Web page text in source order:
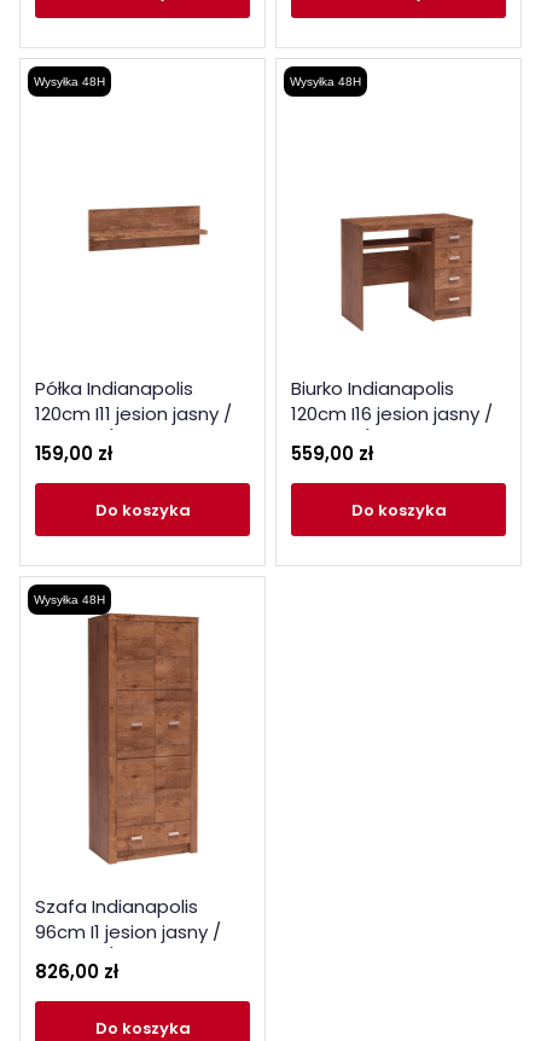
Wysyłka 48H
Półka Indianapolis
120cm I11 jesion jasny /
ciemny / kraft biały
159,00 zł
do koszyka
Wysyłka 48H
Biurko Indianapolis
120cm I16 jesion jasny /
ciemny / kraft biały
559,00 zł
do koszyka
Wysyłka 48H
Szafa Indianapolis
96cm I1 jesion jasny /
ciemny / kraft biały
826,00 zł
do koszyka